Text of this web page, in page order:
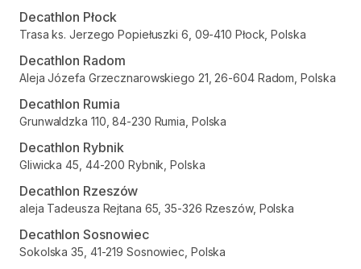
Decathlon Płock
Trasa ks. Jerzego Popiełuszki 6, 09-410 Płock, Polska
Decathlon Radom
Aleja Józefa Grzecznarowskiego 21, 26-604 Radom, Polska
Decathlon Rumia
Grunwaldzka 110, 84-230 Rumia, Polska
Decathlon Rybnik
Gliwicka 45, 44-200 Rybnik, Polska
Decathlon Rzeszów
aleja Tadeusza Rejtana 65, 35-326 Rzeszów, Polska
Decathlon Sosnowiec
Sokolska 35, 41-219 Sosnowiec, Polska